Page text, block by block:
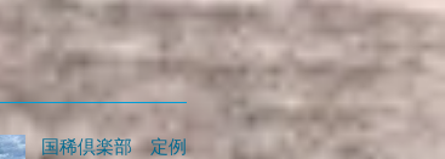
国稀倶楽部 定例